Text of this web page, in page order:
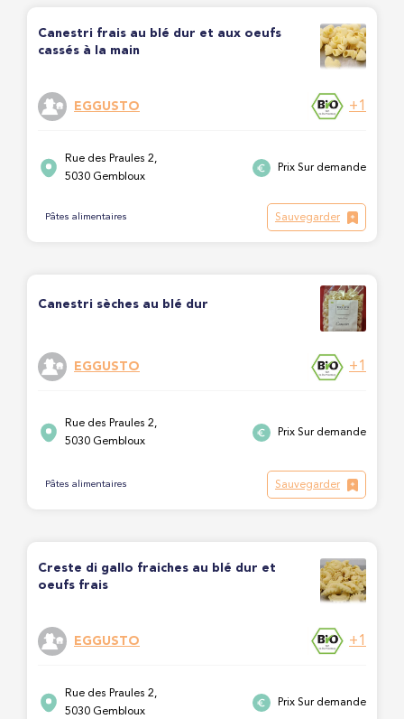
Canestri frais au blé dur et aux oeufs
cassés à la main
EGGUSTO +1
Rue des Praules 2,
5030 Gembloux
Prix Sur demande
Pâtes alimentaires Sauvegarder
Canestri sèches au blé dur
EGGUSTO +1
Rue des Praules 2,
5030 Gembloux
Prix Sur demande
Pâtes alimentaires Sauvegarder
Creste di gallo fraiches au blé dur et
oeufs frais
EGGUSTO +1
Rue des Praules 2,
5030 Gembloux
Prix Sur demande